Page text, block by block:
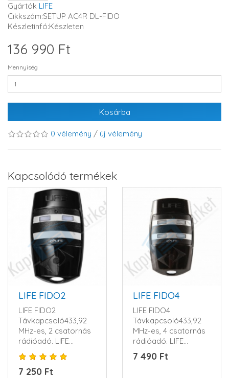
Gyártók LIFE
Cikkszám:SETUP AC4R DL-FIDO
Készletinfó:Készleten
136 990 Ft
Mennyiség
Kosárba
0 vélemény / új vélemény
Kapcsolódó termékek
LIFE FIDO2
LIFE FIDO2
Távkapcsoló433,92
MHz-es, 2 csatornás
rádióadó. LIFE
ugrókód rendszerrel.
1 db 12V-os al..
7 250 Ft
LIFE FIDO4
LIFE FIDO4
Távkapcsoló433,92
MHz-es, 4 csatornás
rádióadó. LIFE
ugrókód rendszerrel.
1 db 12V-os alk..
7 490 Ft